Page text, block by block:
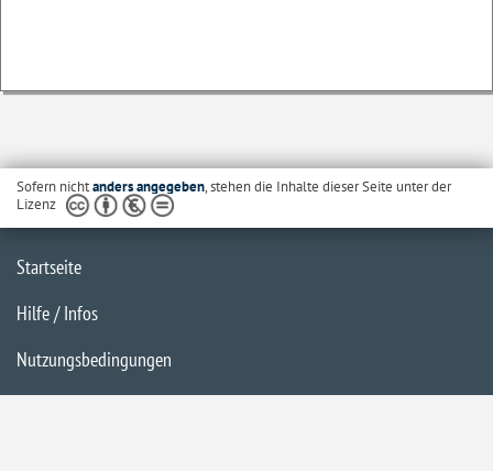
Sofern nichtanders angegeben, stehen die Inhalte dieser Seite unter der
Lizenz
Startseite
Hilfe / Infos
Nutzungsbedingungen